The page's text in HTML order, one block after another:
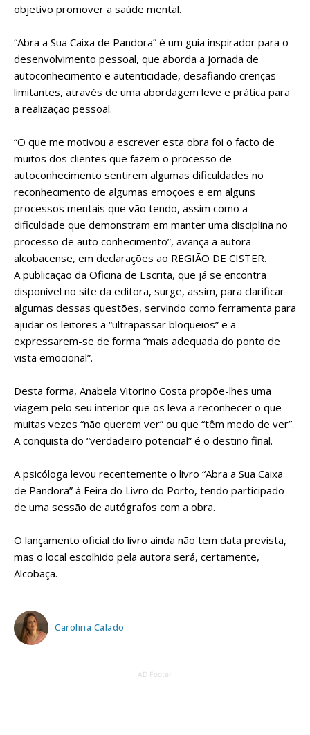
objetivo promover a saúde mental.
“Abra a Sua Caixa de Pandora” é um guia inspirador para o
desenvolvimento pessoal, que aborda a jornada de
autoconhecimento e autenticidade, desafiando crenças
limitantes, através de uma abordagem leve e prática para
a realização pessoal.
“O que me motivou a escrever esta obra foi o facto de
muitos dos clientes que fazem o processo de
autoconhecimento sentirem algumas dificuldades no
reconhecimento de algumas emoções e em alguns
processos mentais que vão tendo, assim como a
dificuldade que demonstram em manter uma disciplina no
processo de auto conhecimento”, avança a autora
alcobacense, em declarações ao REGIÃO DE CISTER.
A publicação da Oficina de Escrita, que já se encontra
disponível no site da editora, surge, assim, para clarificar
algumas dessas questões, servindo como ferramenta para
ajudar os leitores a “ultrapassar bloqueios” e a
expressarem-se de forma “mais adequada do ponto de
vista emocional”.
Desta forma, Anabela Vitorino Costa propõe-lhes uma
viagem pelo seu interior que os leva a reconhecer o que
muitas vezes “não querem ver” ou que “têm medo de ver”.
A conquista do “verdadeiro potencial” é o destino final.
A psicóloga levou recentemente o livro “Abra a Sua Caixa
de Pandora” à Feira do Livro do Porto, tendo participado
de uma sessão de autógrafos com a obra.
O lançamento oficial do livro ainda não tem data prevista,
mas o local escolhido pela autora será, certamente,
Alcobaça.
Carolina Calado
AD Footer